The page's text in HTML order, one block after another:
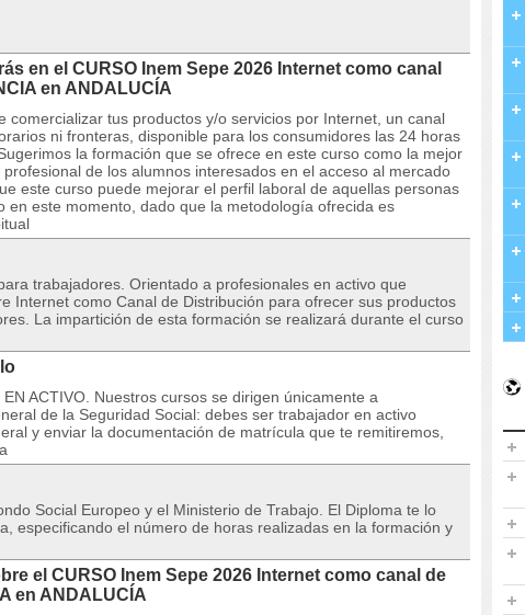
en el CURSO Inem Sepe 2026 Internet como canal
en ANDALUCÍA
comercializar tus productos y/o servicios por Internet, un canal
ni fronteras, disponible para los consumidores las 24 horas
la formación que se ofrece en este curso como la mejor
de los alumnos interesados en el acceso al mercado
este curso puede mejorar el perfil laboral de aquellas personas
en este momento, dado que la metodología ofrecida es
trabajadores. Orientado a profesionales en activo que
Internet como Canal de Distribución para ofrecer sus productos
La impartición de esta formación se realizará durante el curso
ACTIVO. Nuestros cursos se dirigen únicamente a
de la Seguridad Social: debes ser trabajador en activo
y enviar la documentación de matrícula que te remitiremos,
Social Europeo y el Ministerio de Trabajo. El Diploma te lo
especificando el número de horas realizadas en la formación y
el CURSO Inem Sepe 2026 Internet como canal de
en ANDALUCÍA